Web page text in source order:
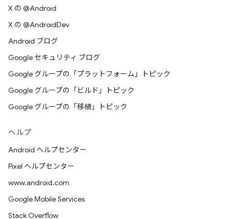
X の @Android
X の @AndroidDev
Android ブログ
Google セキュリティ ブログ
Google グループの「プラットフォーム」トピック
Google グループの「ビルド」トピック
Google グループの「移植」トピック
ヘルプ
Android ヘルプセンター
Pixel ヘルプセンター
www.android.com
Google Mobile Services
Stack Overflow